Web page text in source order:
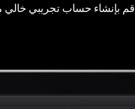
قم بإنشاء حساب تجريبي خالي